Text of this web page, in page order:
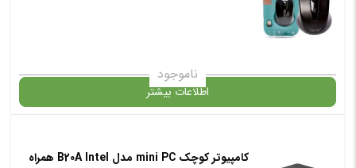
ناموجود
اطلاعات بیشتر
در حال حاضر این محصول در انبار موجود نیست و در دسترس نمی باشد. کامپیوتر کوچک mini PC مدل B20A Intel همراه